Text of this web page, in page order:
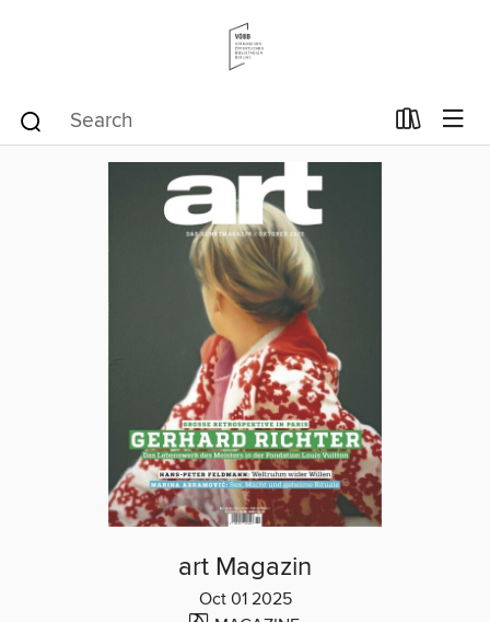
art Magazin
Oct 01 2025